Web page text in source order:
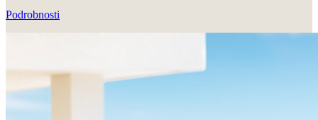
Podrobnosti